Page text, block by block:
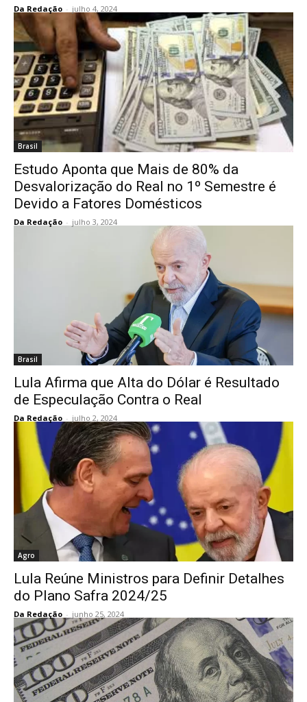
Da Redação - julho 4, 2024
Brasil
Estudo Aponta que Mais de 80% da
Desvalorização do Real no 1º Semestre é
Devido a Fatores Domésticos
Da Redação - julho 3, 2024
Brasil
Lula Afirma que Alta do Dólar é Resultado
de Especulação Contra o Real
Da Redação - julho 2, 2024
Agro
Lula Reúne Ministros para Definir Detalhes
do Plano Safra 2024/25
Da Redação - junho 25, 2024